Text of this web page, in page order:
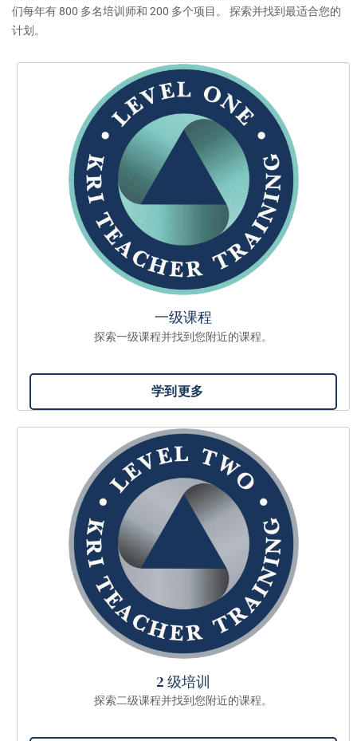
们每年有 800 多名培训师和 200 多个项目。 探索并找到最适合您的
计划。
一级课程
探索一级课程并找到您附近的课程。
学到更多
2 级培训
探索二级课程并找到您附近的课程。